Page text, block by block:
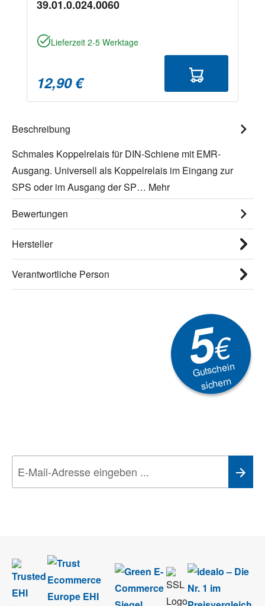
39.01.0.024.0060
Lieferzeit 2-5 Werktage
12,90 €
Beschreibung
Schmales Koppelrelais für DIN-Schiene mit EMR-
Ausgang. Universell als Koppelrelais im Eingang zur
SPS oder im Ausgang der SP… Mehr
Bewertungen
Hersteller
Verantwortliche Person
5€
Gutschein
sichern